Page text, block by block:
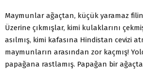
Maymunlar ağaçtan, küçük yaramaz
Üzerine çıkmışlar, kimi kulaklarını
asılmış, kimi kafasına Hindistan cevizi
maymunların arasından zor kaçmış!
papağana rastlamış. Papağan bir